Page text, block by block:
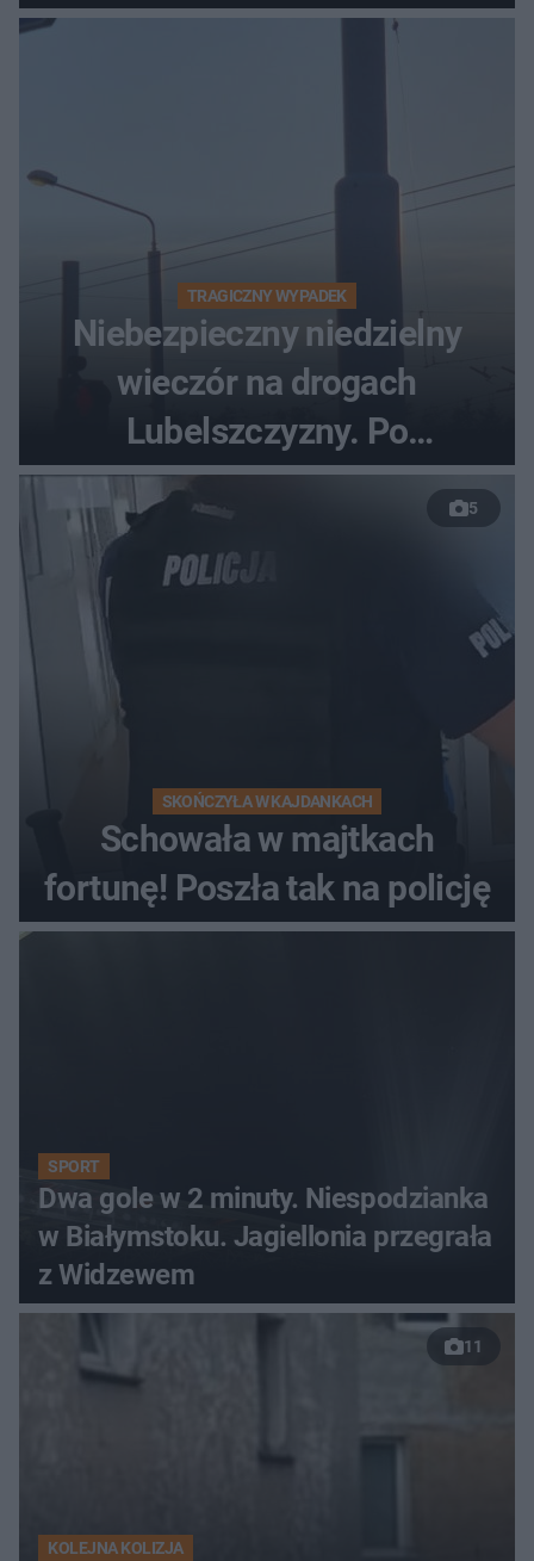
turyści!
TRAGICZNY WYPADEK
Niebezpieczny niedzielny
wieczór na drogach
Lubelszczyzny. Po
nieudanym manewrze
wyprzedzania zginął
kierowca auta
5
SKOŃCZYŁA W KAJDANKACH
Schowała w majtkach
fortunę! Poszła tak na policję
SPORT
Dwa gole w 2 minuty. Niespodzianka
w Białymstoku. Jagiellonia przegrała
z Widzewem
11
KOLEJNA KOLIZJA